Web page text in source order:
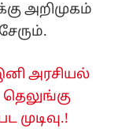
அறிமுகம்
அரசியல்
முடிவு.!